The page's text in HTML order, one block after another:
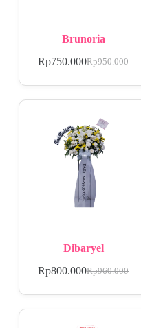
Brunoria
Rp950.000
Rp750.000
Dibaryel
Rp960.000
Rp800.000